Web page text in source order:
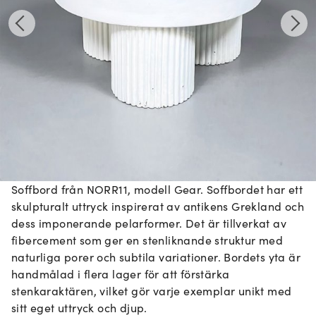
Soffbord från NORR11, modell Gear. Soffbordet har ett
skulpturalt uttryck inspirerat av antikens Grekland och
dess imponerande pelarformer. Det är tillverkat av
fibercement som ger en stenliknande struktur med
naturliga porer och subtila variationer. Bordets yta är
handmålad i flera lager för att förstärka
stenkaraktären, vilket gör varje exemplar unikt med
sitt eget uttryck och djup.